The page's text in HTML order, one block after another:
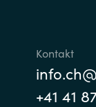
Kontakt
+41 41